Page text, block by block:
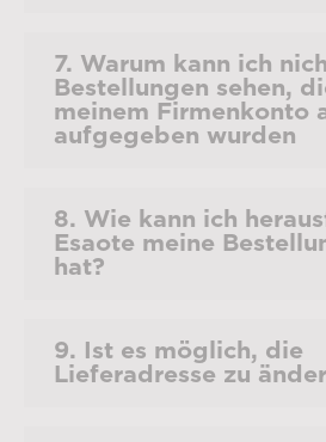
7. Warum kann ich
Bestellungen sehen,
meinem Firmenkonto
aufgegeben wurden
8. Wie kann ich
Esaote meine
hat?
9. Ist es möglich, die
Lieferadresse zu